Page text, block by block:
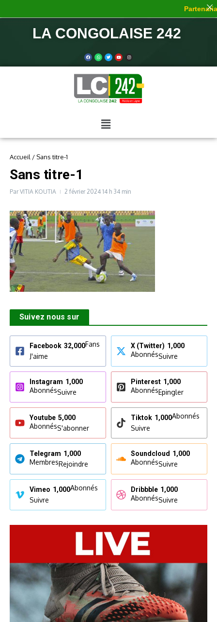
LA CONGOLAISE 242
Accueil / Sans titre-1
Sans titre-1
ParVITIA KOUTIA 2 février 2024 14 h 34 min
Suivez nous sur
Facebook 32,000Fans
J'aime
X (Twitter) 1,000
AbonnésSuivre
Instagram 1,000
AbonnésSuivre
Pinterest 1,000
AbonnésEpingler
Youtube 5,000
AbonnésS'abonner
Tiktok 1,000Abonnés
Suivre
Telegram 1,000
MembresRejoindre
Soundcloud 1,000
AbonnésSuivre
Vimeo 1,000Abonnés
Suivre
Dribbble 1,000
AbonnésSuivre